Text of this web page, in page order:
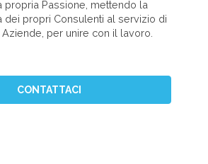
propria Passione, mettendo la
dei propri Consulenti al servizio di
per unire con il lavoro.
CONTATTACI